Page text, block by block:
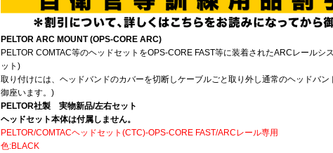
PELTOR ARC MOUNT (OPS-CORE ARC)
PELTOR COMTAC等のヘッドセットをOPS-CORE FAST等に装着されたARCレールシ
ット)
取り付けには、ヘッドバンドのカバーを切断しケーブルごと取り外し通常のヘッドバ
御座います。)
PELTOR社製 実物新品/左右セット
ヘッドセット本体は付属しません。
PELTOR/COMTACヘッドセット(CTC)-OPS-CORE FAST/ARCレール専用
色:BLACK